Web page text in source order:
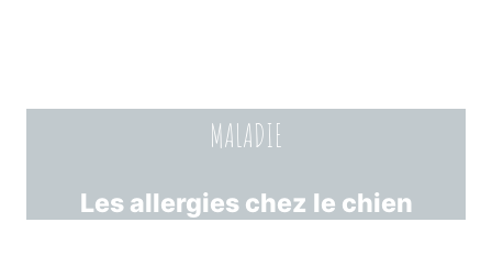
MALADIE
Les allergies chez le chien